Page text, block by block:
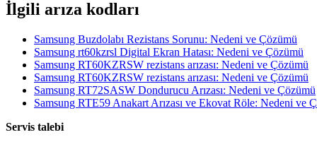
İlgili arıza kodları
Samsung Buzdolabı Rezistans Sorunu: Nedeni ve Çözümü
Samsung rt60kzrsl Digital Ekran Hatası: Nedeni ve Çözümü
Samsung RT60KZRSW rezistans arızası: Nedeni ve Çözümü
Samsung RT60KZRSW rezistans arızası: Nedeni ve Çözümü
Samsung RT72SASW Dondurucu Arızası: Nedeni ve Çözümü
Samsung RTE59 Anakart Arızası ve Ekovat Röle: Nedeni ve
Servis talebi